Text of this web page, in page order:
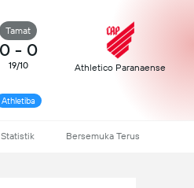
Tamat
0 - 0
19/10 Athletico Paranaense
Athletiba
Statistik Bersemuka Terus